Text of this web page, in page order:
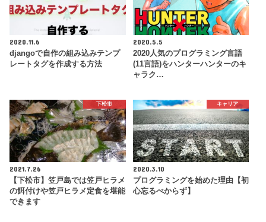
2020.11.6
djangoで自作の組み込みテンプ
レートタグを作成する方法
2020.5.5
2020人気のプログラミング言語
(11言語)をハンターハンターのキ
ャラク…
下松市
2021.7.26
【下松市】笠戸島では笠戸ヒラメ
の餌付けや笠戸ヒラメ定食を堪能
できます
キャリア
2020.3.10
プログラミングを始めた理由【初
心忘るべからず】